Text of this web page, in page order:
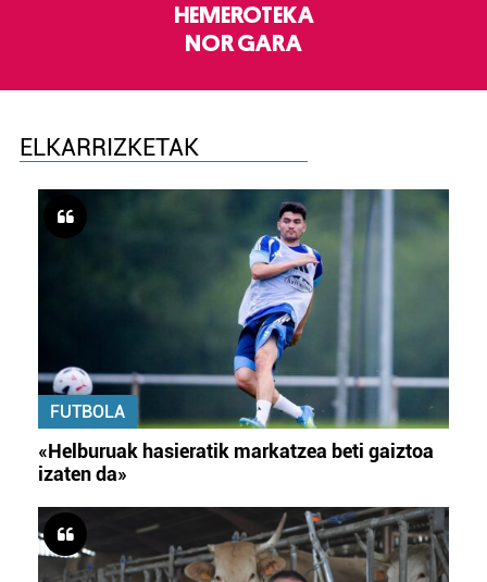
HEMEROTEKA
NOR GARA
ELKARRIZKETAK
FUTBOLA
«Helburuak hasieratik markatzea beti gaiztoa
izaten da»